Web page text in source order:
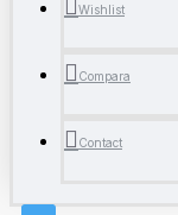
Wishlist
Compara
Contact